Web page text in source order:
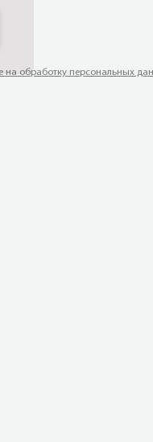
на обработку персональных